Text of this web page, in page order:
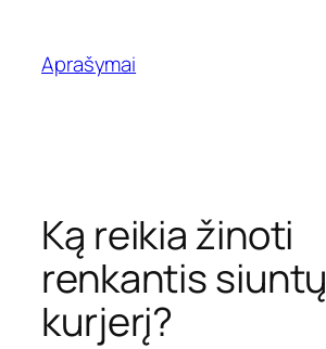
turinio
Aprašymai
Ką reikia žinoti
renkantis siuntų
kurjerį?